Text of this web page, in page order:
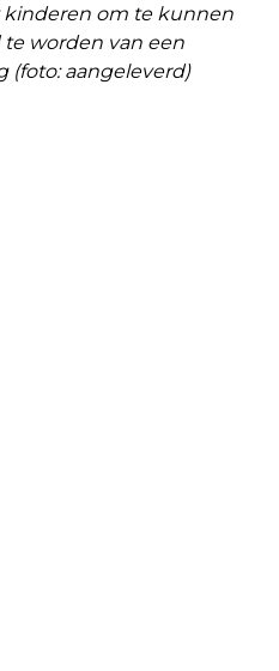
om te kunnen
worden van een
(foto: aangeleverd)